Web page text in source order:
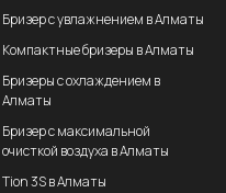
Бризер с увлажнением в Алматы
Компактные бризеры в Алматы
Бризеры с охлаждением в
Алматы
Бризер с максимальной
очисткой воздуха в Алматы
Tion 3S в Алматы